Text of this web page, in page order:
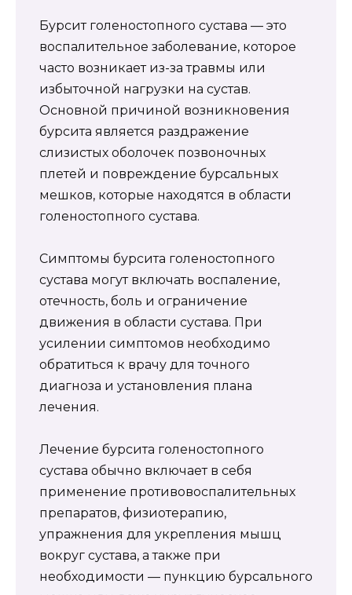
Бурсит голеностопного сустава — это
воспалительное заболевание, которое
часто возникает из-за травмы или
избыточной нагрузки на сустав.
Основной причиной возникновения
бурсита является раздражение
слизистых оболочек позвоночных
плетей и повреждение бурсальных
мешков, которые находятся в области
голеностопного сустава.
Симптомы бурсита голеностопного
сустава могут включать воспаление,
отечность, боль и ограничение
движения в области сустава. При
усилении симптомов необходимо
обратиться к врачу для точного
диагноза и установления плана
лечения.
Лечение бурсита голеностопного
сустава обычно включает в себя
применение противовоспалительных
препаратов, физиотерапию,
упражнения для укрепления мышц
вокруг сустава, а также при
необходимости — пункцию бурсального